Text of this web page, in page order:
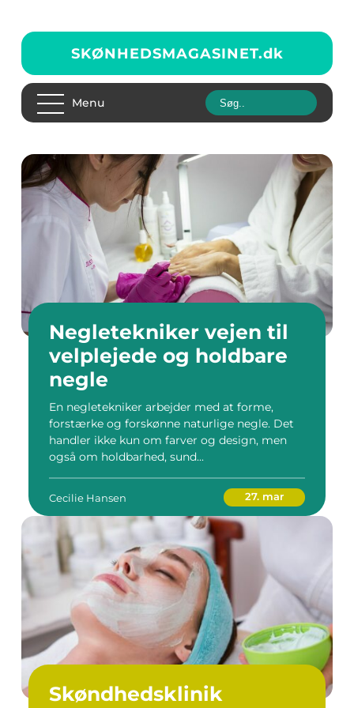
SKØNHEDSMAGASINET.dk
Menu
Negletekniker vejen til
velplejede og holdbare
negle
En negletekniker arbejder med at forme,
forstærke og forskønne naturlige negle. Det
handler ikke kun om farver og design, men
også om holdbarhed, sund...
Cecilie Hansen 27. mar
Skøndhedsklinik